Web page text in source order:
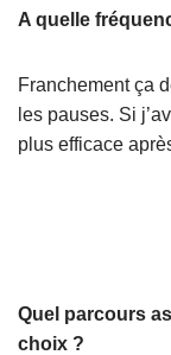
A quelle
Franchement ça
les pauses. Si
plus efficace
Quel parcours
choix ?